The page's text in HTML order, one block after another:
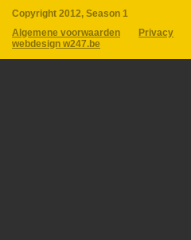
Copyright 2012, Season 1
Algemene voorwaarden
Privacy
webdesign w247.be